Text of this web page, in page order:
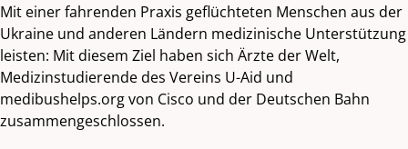
Mit einer fahrenden Praxis geflüchteten Menschen aus der
Ukraine und anderen Ländern medizinische Unterstützung
leisten: Mit diesem Ziel haben sich Ärzte der Welt,
Medizinstudierende des Vereins U-Aid und
medibushelps.org von Cisco und der Deutschen Bahn
zusammengeschlossen.